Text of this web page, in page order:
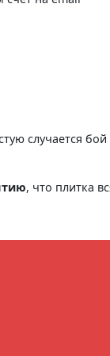
случается
, что плитка